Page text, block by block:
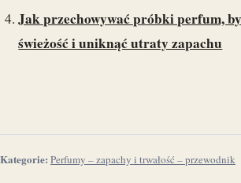
Jak przechowywać próbki perfum,
świeżość i uniknąć utraty zapachu
Kategorie: Perfumy – zapachy i trwałość – przewodnik